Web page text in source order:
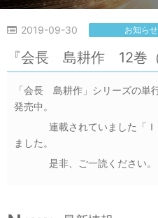
2019-09-30 お知らせ
『会長 島耕作 12巻
「会長 島耕作」シリーズの単
発売中。
連載されていました「ＩＬ
ました。
是非、ご一読ください。